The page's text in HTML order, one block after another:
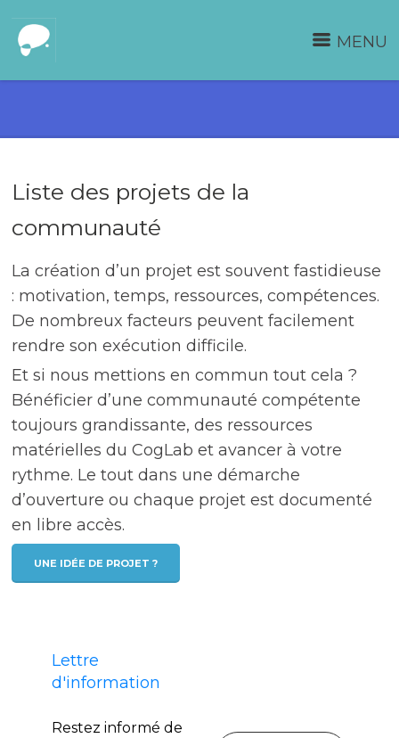
MENU
Liste des projets de la
communauté
La création d’un projet est souvent fastidieuse
: motivation, temps, ressources, compétences.
De nombreux facteurs peuvent facilement
rendre son exécution difficile.
Et si nous mettions en commun tout cela ?
Bénéficier d’une communauté compétente
toujours grandissante, des ressources
matérielles du CogLab et avancer à votre
rythme. Le tout dans une démarche
d’ouverture ou chaque projet est documenté
en libre accès.
UNE IDÉE DE PROJET ?
Lettre
d'information
Restez informé de